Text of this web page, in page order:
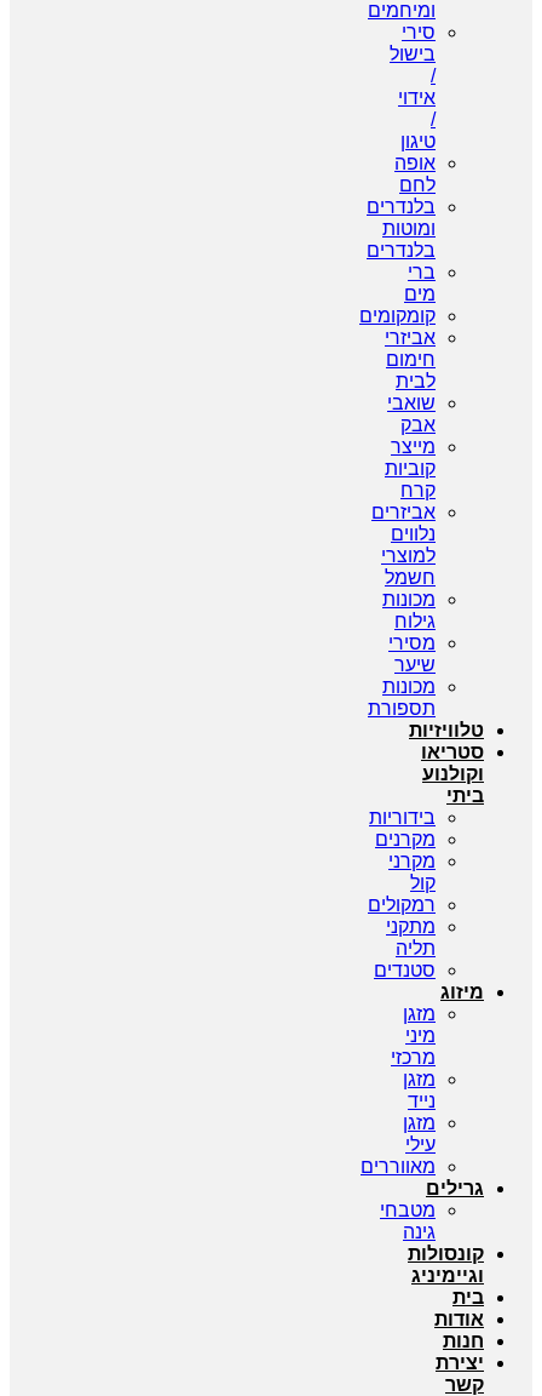
ומיחמים
סירי
בישול
/
אידוי
/
טיגון
אופה
לחם
בלנדרים
ומוטות
בלנדרים
ברי
מים
קומקומים
אביזרי
חימום
לבית
שואבי
אבק
מייצר
קוביות
קרח
אביזרים
נלווים
למוצרי
חשמל
מכונות
גילוח
מסירי
שיער
מכונות
תספורת
טלוויזיות
סטריאו
וקולנוע
ביתי
בידוריות
מקרנים
מקרני
קול
רמקולים
מתקני
תליה
סטנדים
מיזוג
מזגן
מיני
מרכזי
מזגן
נייד
מזגן
עילי
מאווררים
גרילים
מטבחי
גינה
קונסולות
וגיימיניג
בית
אודות
חנות
יצירת
קשר